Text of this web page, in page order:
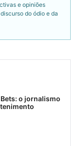
e opiniões
do ódio e da
o jornalismo